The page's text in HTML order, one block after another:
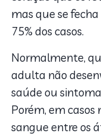
mas que se
75% dos casos.
Normalmente,
adulta não
saúde ou
Porém, em casos
sangue entre os